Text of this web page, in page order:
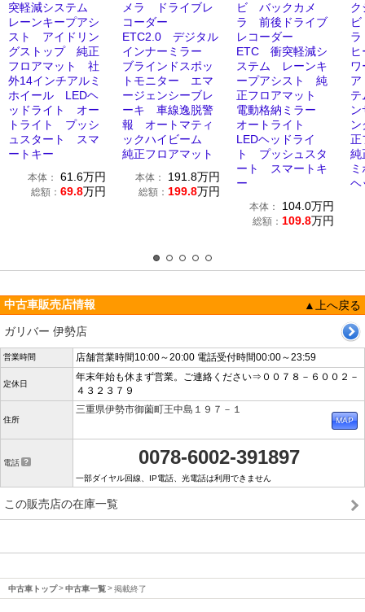
突軽減システム
レーンキープアシ
スト アイドリン
グストップ 純正
フロアマット 社
外14インチアルミ
ホイール LEDヘ
ッドライト オー
トライト プッシ
ュスタート スマ
ートキー
本体： 61.6万円
総額： 69.8万円
メラ ドライブレ
コーダー
ETC2.0 デジタル
インナーミラー
ブラインドスポッ
トモニター エマ
ージェンシーブレ
ーキ 車線逸脱警
報 オートマティ
ックハイビーム
純正フロアマット
本体： 191.8万円
総額： 199.8万円
ビ バックカメ
ラ 前後ドライブ
レコーダー
ETC 衝突軽減シ
ステム レーンキ
ープアシスト 純
正フロアマット
電動格納ミラー
オートライト
LEDヘッドライ
ト プッシュスタ
ート スマートキ
ー
本体： 104.0万円
総額： 109.8万円
ク
ワ
純
ヘ
中古車販売店情報
▲上へ戻る
ガリバー 伊勢店
営業時間 店舗営業時間10:00～20:00 電話受付時間00:00～23:59
定休日
年末年始も休まず営業。ご連絡ください⇒００７８－６００２－
４３２３７９
住所
三重県伊勢市御薗町王中島１９７－１
電話 0078-6002-391897
一部ダイヤル回線、IP電話、光電話は利用できません
この販売店の在庫一覧
中古車トップ 中古車一覧 掲載終了